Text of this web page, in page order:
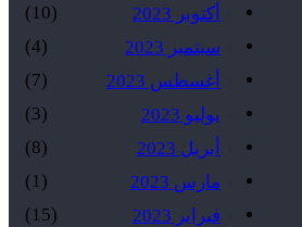
أكتوبر 2023
(10)
سبتمبر 2023
(4)
أغسطس 2023
(7)
يوليو 2023
(3)
أبريل 2023
(8)
مارس 2023
(1)
فبراير 2023
(15)